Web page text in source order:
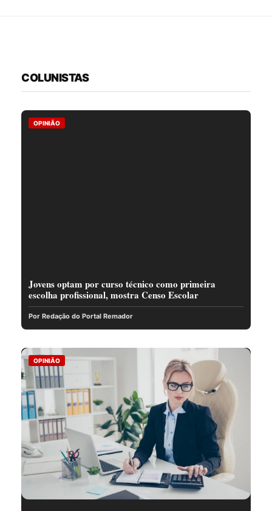
COLUNISTAS
OPINIÃO
Jovens optam por curso técnico como primeira
escolha profissional, mostra Censo Escolar
Por Redação do Portal Remador
OPINIÃO